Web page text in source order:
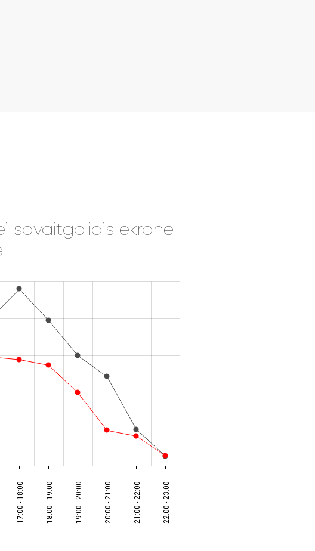
savaitgaliais ekrane
17:00 - 18:00 18:00 - 19:00 19:00 - 20:00 20:00 - 21:00 21:00 - 22:00 22:00 - 23:00